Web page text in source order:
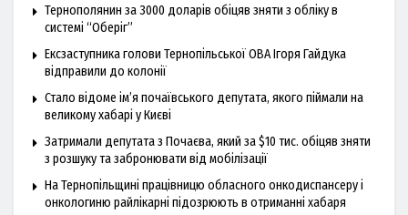
Тернополянин за 3000 доларів обіцяв зняти з обліку в
системі “Оберіг”
Ексзаступника голови Тернопільської ОВА Ігоря Гайдука
відправили до колонії
Стало відоме ім’я почаївського депутата, якого піймали на
великому хабарі у Києві
Затримали депутата з Почаєва, який за $10 тис. обіцяв зняти
з розшуку та забронювати від мобілізації
На Тернопільщині працівницю обласного онкодиспансеру і
онкологиню райлікарні підозрюють в отриманні хабаря